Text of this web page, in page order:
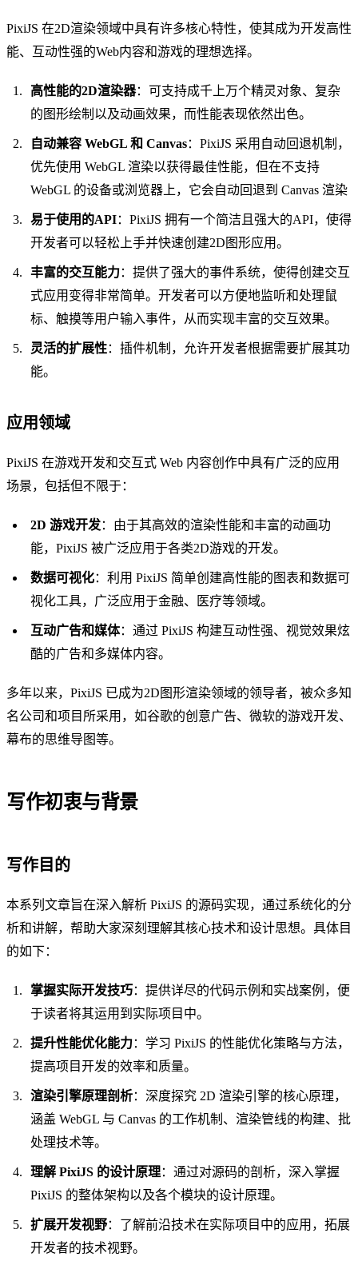
PixiJS 在2D渲染领域中具有许多核心特性，使其成为开发高性
能、互动性强的Web内容和游戏的理想选择。
高性能的2D渲染器：可支持成千上万个精灵对象、复杂
的图形绘制以及动画效果，而性能表现依然出色。
自动兼容 WebGL 和 Canvas：PixiJS 采用自动回退机制，
优先使用 WebGL 渲染以获得最佳性能，但在不支持
WebGL 的设备或浏览器上，它会自动回退到 Canvas 渲染
易于使用的API：PixiJS 拥有一个简洁且强大的API，使得
开发者可以轻松上手并快速创建2D图形应用。
丰富的交互能力：提供了强大的事件系统，使得创建交互
式应用变得非常简单。开发者可以方便地监听和处理鼠
标、触摸等用户输入事件，从而实现丰富的交互效果。
灵活的扩展性：插件机制，允许开发者根据需要扩展其功
能。
应用领域
PixiJS 在游戏开发和交互式 Web 内容创作中具有广泛的应用
场景，包括但不限于：
2D 游戏开发：由于其高效的渲染性能和丰富的动画功
能，PixiJS 被广泛应用于各类2D游戏的开发。
数据可视化：利用 PixiJS 简单创建高性能的图表和数据可
视化工具，广泛应用于金融、医疗等领域。
互动广告和媒体：通过 PixiJS 构建互动性强、视觉效果炫
酷的广告和多媒体内容。
多年以来，PixiJS 已成为2D图形渲染领域的领导者，被众多知
名公司和项目所采用，如谷歌的创意广告、微软的游戏开发、
幕布的思维导图等。
写作初衷与背景
写作目的
本系列文章旨在深入解析 PixiJS 的源码实现，通过系统化的分
析和讲解，帮助大家深刻理解其核心技术和设计思想。具体目
的如下：
掌握实际开发技巧：提供详尽的代码示例和实战案例，便
于读者将其运用到实际项目中。
提升性能优化能力：学习 PixiJS 的性能优化策略与方法，
提高项目开发的效率和质量。
渲染引擎原理剖析：深度探究 2D 渲染引擎的核心原理，
涵盖 WebGL 与 Canvas 的工作机制、渲染管线的构建、批
处理技术等。
理解 PixiJS 的设计原理：通过对源码的剖析，深入掌握
PixiJS 的整体架构以及各个模块的设计原理。
扩展开发视野：了解前沿技术在实际项目中的应用，拓展
开发者的技术视野。